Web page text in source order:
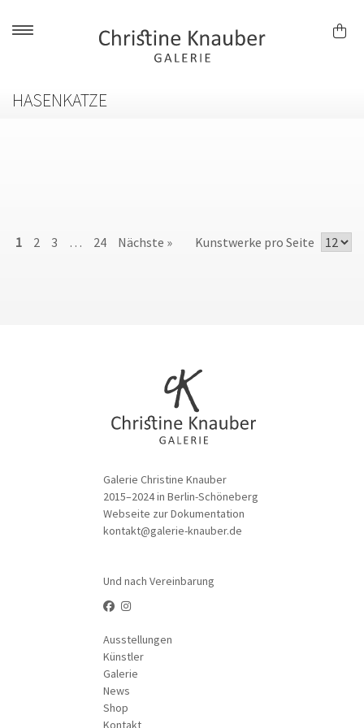
Skip
HASENKATZE
1 2 3 … 24 Nächste » Kunstwerke pro Seite
Galerie Christine Knauber
2015–2024 in Berlin-Schöneberg
Webseite zur Dokumentation
kontakt@galerie-knauber.de
Und nach Vereinbarung
Ausstellungen
Künstler
Galerie
News
Shop
Kontakt